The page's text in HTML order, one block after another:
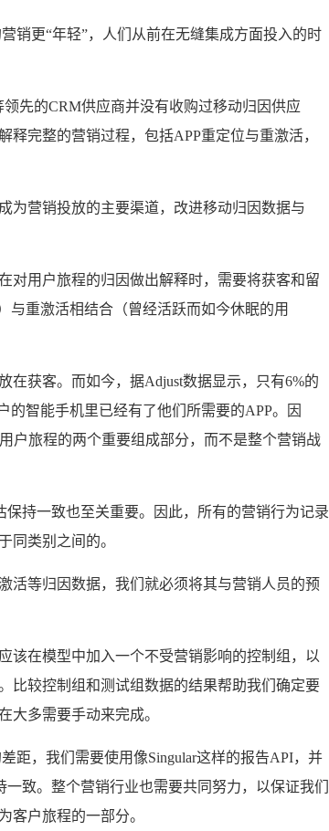
销更“年轻”，人们从前在无缝集成方面投入的时
领先的CRM供应商并没有收购过移动归因供应
完整的营销过程，包括APP重定位与重激活，
为营销投放的主要渠道，改进移动归因数据与
对用户旅程的归因做出解释时，需要将获客和留
与重激活相结合（曾经活跃而如今休眠的用
在获客。而如今，据Adjust数据显示，只有6%的
的智能手机里已经有了他们所需要的APP。因
户旅程的两个重要组成部分，而不是整个营销战
保持一致也至关重要。因此，所有的营销行为记录
同类别之间的。
活等归因数据，我们就必须将其与营销人员的预
该在模型中加入一个不受营销影响的控制组，以
比较控制组和测试组数据的结果帮助我们确定要
大多需要手动来完成。
距，我们需要使用像Singular这样的报告API，并
致。整个营销行业也需要共同努力，以保证我们
客户旅程的一部分。